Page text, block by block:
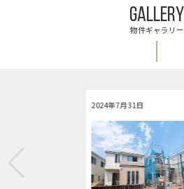
GALLERY
物件ギャラリー
2024年7月31日